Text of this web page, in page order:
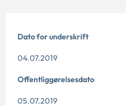
Dato for underskrift
04.07.2019
Offentliggørelsesdato
05.07.2019